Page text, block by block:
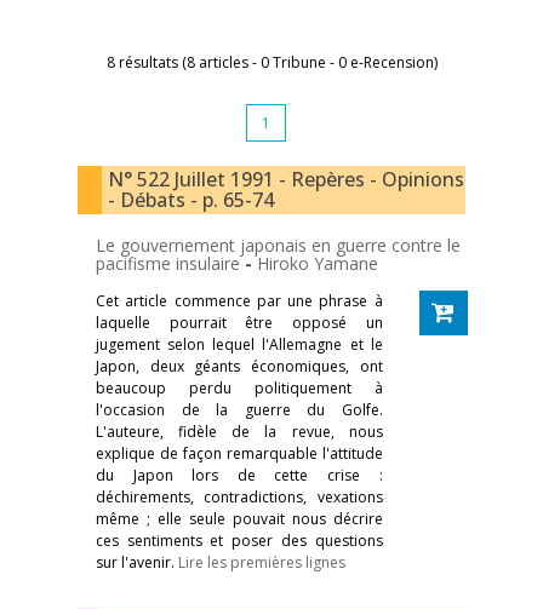
8 résultats (8 articles - 0 Tribune - 0 e-Recension)
1
N° 522 Juillet 1991 - Repères - Opinions
- Débats - p. 65-74
Le gouvernement japonais en guerre contre le
pacifisme insulaire-Hiroko Yamane
Cet article commence par une phrase à
laquelle pourrait être opposé un
jugement selon lequel l'Allemagne et le
Japon, deux géants économiques, ont
beaucoup perdu politiquement à
l'occasion de la guerre du Golfe.
L'auteure, fidèle de la revue, nous
explique de façon remarquable l'attitude
du Japon lors de cette crise :
déchirements, contradictions, vexations
même ; elle seule pouvait nous décrire
ces sentiments et poser des questions
sur l'avenir. Lire les premières lignes